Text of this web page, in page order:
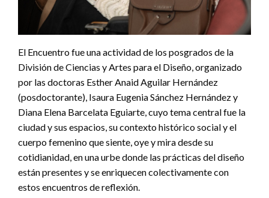
El Encuentro fue una actividad de los posgrados de la
División de Ciencias y Artes para el Diseño, organizado
por las doctoras Esther Anaid Aguilar Hernández
(posdoctorante), Isaura Eugenia Sánchez Hernández y
Diana Elena Barcelata Eguiarte, cuyo tema central fue la
ciudad y sus espacios, su contexto histórico social y el
cuerpo femenino que siente, oye y mira desde su
cotidianidad, en una urbe donde las prácticas del diseño
están presentes y se enriquecen colectivamente con
estos encuentros de reflexión.